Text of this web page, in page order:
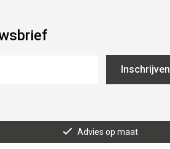
Inschrijven
Advies op maat